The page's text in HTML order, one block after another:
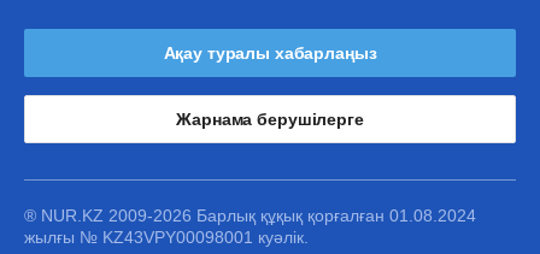
Ақау туралы хабарлаңыз
Жарнама берушілерге
® NUR.KZ 2009-2026 Барлық құқық қорғалған 01.08.2024
жылғы № KZ43VPY00098001 куәлік.